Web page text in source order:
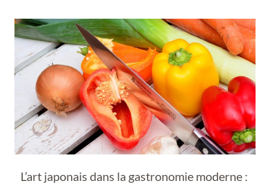
L’art japonais dans la gastronomie moderne :